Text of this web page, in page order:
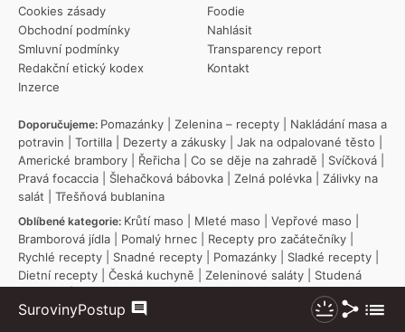
SurovinyPostup Komentáře
Nezhasínat
Sdílet
Cookies zásady
Obchodní podmínky
Smluvní podmínky
Redakční etický kodex
Inzerce
Foodie
Nahlásit
Transparency report
Kontakt
Doporučujeme: Pomazánky Zelenina – recepty
Nakládání masa a
potravin
Tortilla Dezerty a zákusky Jak na odpalované těsto
Americké brambory
Řeřicha Co se děje na zahradě Svíčková
Pravá focaccia
Šlehačková bábovka Zelná polévka
Zálivky na
salát
Třešňová bublanina
Oblíbené kategorie: Krůtí maso Mleté maso Vepřové maso
Bramborová jídla
Pomalý hrnec Recepty pro začátečníky
Rychlé recepty
Snadné recepty Pomazánky Sladké recepty
Dietní recepty
Česká kuchyně Zeleninové saláty
Studená
Populární recepty:Čokoládové muffiny Fazolky na smetaně